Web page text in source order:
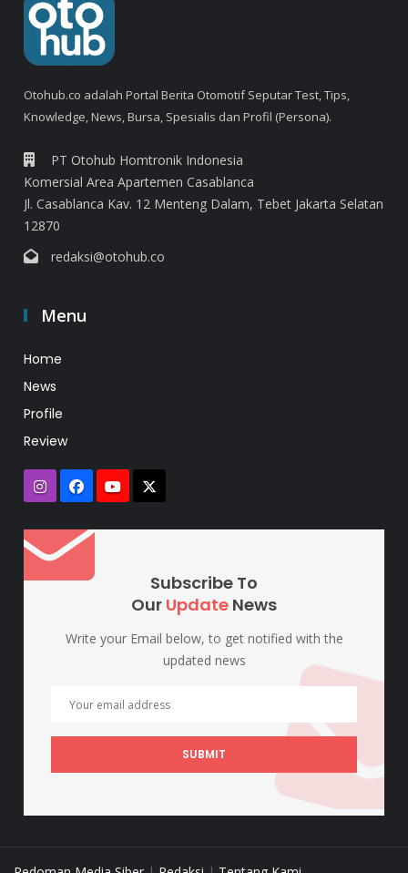
Otohub.co adalah Portal Berita Otomotif Seputar Test, Tips,
Knowledge, News, Bursa, Spesialis dan Profil (Persona).
PT Otohub Homtronik Indonesia
Komersial Area Apartemen Casablanca
Jl. Casablanca Kav. 12 Menteng Dalam, Tebet Jakarta Selatan
12870
redaksi@otohub.co
Menu
Home
News
Profile
Review
Subscribe To
Our Update News
Write your Email below, to get notified with the
updated news
SUBMIT